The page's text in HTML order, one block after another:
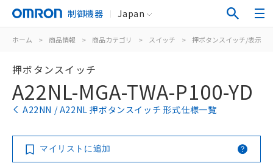
制御機器 Japan
ホーム > 商品情報 > 商品カテゴリ > スイッチ > 押ボタンスイッチ/表示灯
押ボタンスイッチ
A22NL-MGA-TWA-P100-YD
A22NN / A22NL 押ボタンスイッチ 形式仕様一覧
マイリストに追加